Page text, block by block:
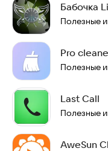
Бабочка
Полезные
Pro
Полезные
Last Call
Полезные
AweSun